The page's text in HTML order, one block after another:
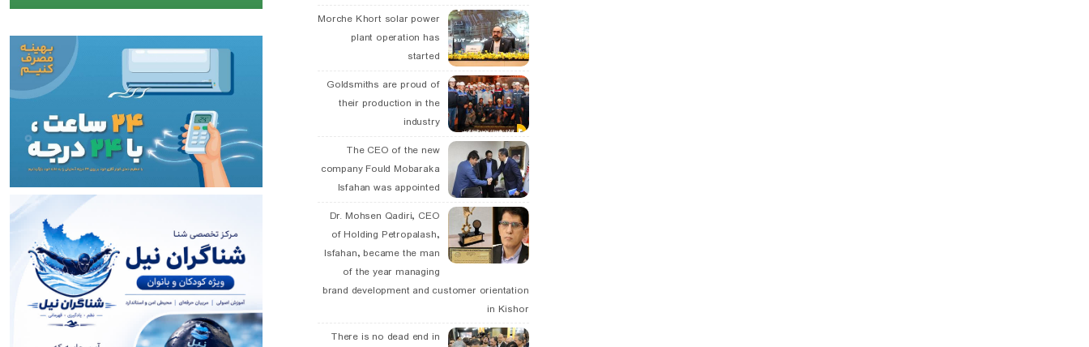
Morche Khort solar power
plant operation has
started
Goldsmiths are proud of
their production in the
industry
The CEO of the new
company Fould Mobaraka
Isfahan was appointed
Dr. Mohsen Qadiri, CEO
of Holding Petropalash,
Isfahan, became the man
of the year managing
brand development and customer orientation
in Kishor
There is no dead end in